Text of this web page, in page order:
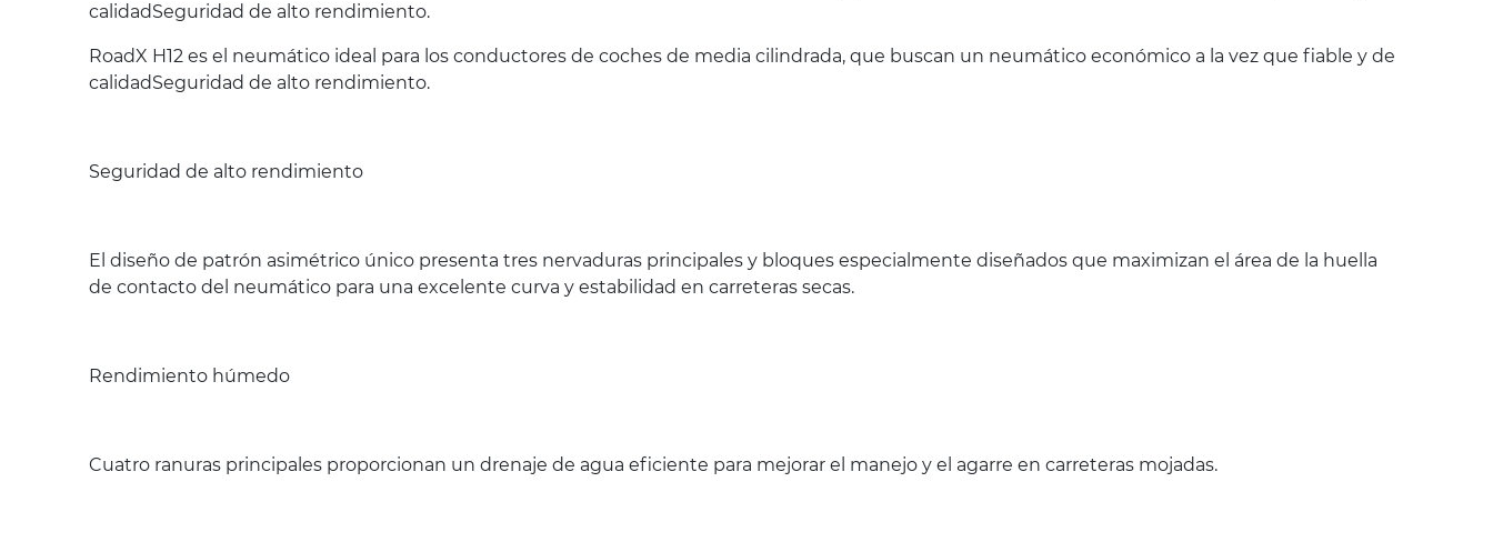
calidadSeguridad de alto rendimiento.
RoadX H12 es el neumático ideal para los conductores de coches de media cilindrada, que buscan un neumático económico a la vez que fiable y de
calidadSeguridad de alto rendimiento.
Seguridad de alto rendimiento
El diseño de patrón asimétrico único presenta tres nervaduras principales y bloques especialmente diseñados que maximizan el área de la huella
de contacto del neumático para una excelente curva y estabilidad en carreteras secas.
Rendimiento húmedo
Cuatro ranuras principales proporcionan un drenaje de agua eficiente para mejorar el manejo y el agarre en carreteras mojadas.